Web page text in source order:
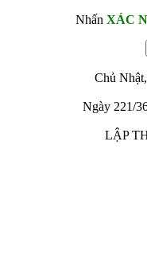
Nhấn XÁC
Chủ
Ngày 221/
LẬP